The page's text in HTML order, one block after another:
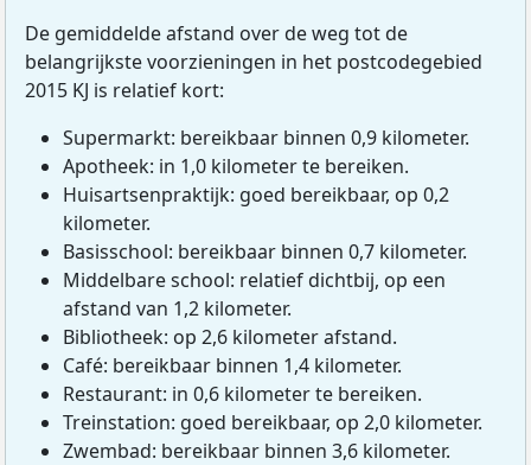
De gemiddelde afstand over de weg tot de
belangrijkste voorzieningen in het postcodegebied
2015 KJ is relatief kort:
Supermarkt: bereikbaar binnen 0,9 kilometer.
Apotheek: in 1,0 kilometer te bereiken.
Huisartsenpraktijk: goed bereikbaar, op 0,2
kilometer.
Basisschool: bereikbaar binnen 0,7 kilometer.
Middelbare school: relatief dichtbij, op een
afstand van 1,2 kilometer.
Bibliotheek: op 2,6 kilometer afstand.
Café: bereikbaar binnen 1,4 kilometer.
Restaurant: in 0,6 kilometer te bereiken.
Treinstation: goed bereikbaar, op 2,0 kilometer.
Zwembad: bereikbaar binnen 3,6 kilometer.